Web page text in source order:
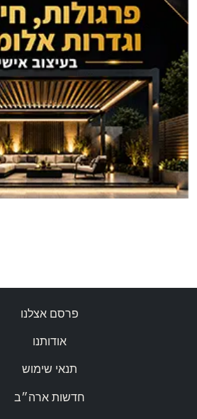
פרסם אצלנו
אודותנו
תנאי שימוש
חדשות ארה״ב